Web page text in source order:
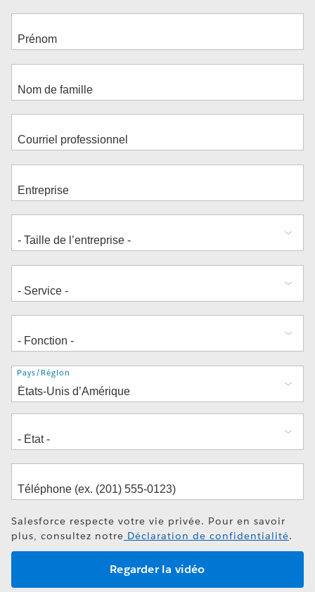
Adresse
Pays/Région
Salesforce respecte votre vie privée. Pour en savoir
plus, consultez notre Déclaration de confidentialité.